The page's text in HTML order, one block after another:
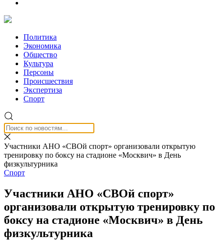
Политика
Экономика
Общество
Культура
Персоны
Происшествия
Экспертиза
Спорт
Участники АНО «СВОй спорт» организовали открытую
тренировку по боксу на стадионе «Москвич» в День
физкультурника
Спорт
Участники АНО «СВОй спорт»
организовали открытую тренировку по
боксу на стадионе «Москвич» в День
физкультурника